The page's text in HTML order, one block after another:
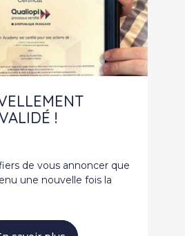
!
de vous annoncer que
une nouvelle fois la